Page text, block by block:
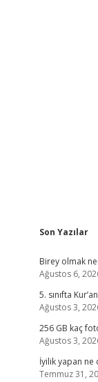
Son Yazılar
Birey olmak
Ağustos 6,
5. sınıfta
Ağustos 3,
256 GB kaç
Ağustos 3,
İyilik yapan ne
Temmuz 31,